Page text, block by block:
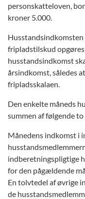
personskatteloven,
kroner 5.000.
fripladstilskud opgøres
husstandsindkomst
årsindkomst, således
fripladsskalaen.
Den enkelte måneds
summen af følgende
Månedens indkomst i
indberetningspligtige
for den pågældende
En tolvtedel af øvrige
de